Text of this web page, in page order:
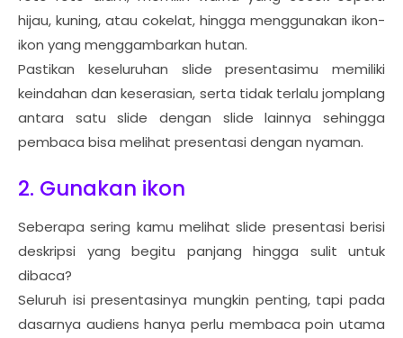
hijau, kuning, atau cokelat, hingga menggunakan ikon-
ikon yang menggambarkan hutan.
Pastikan keseluruhan slide presentasimu memiliki
keindahan dan keserasian, serta tidak terlalu jomplang
antara satu slide dengan slide lainnya sehingga
pembaca bisa melihat presentasi dengan nyaman.
2. Gunakan ikon
Seberapa sering kamu melihat slide presentasi berisi
deskripsi yang begitu panjang hingga sulit untuk
dibaca?
Seluruh isi presentasinya mungkin penting, tapi pada
dasarnya audiens hanya perlu membaca poin utama